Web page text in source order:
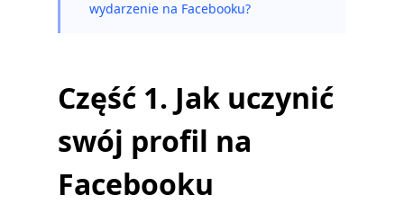
wydarzenie na Facebooku?
Część 1. Jak uczynić
swój profil na
Facebooku